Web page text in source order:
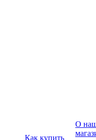
Как купить
О